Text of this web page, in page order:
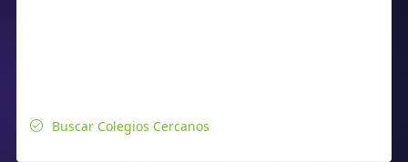
Buscar Colegios Cercanos